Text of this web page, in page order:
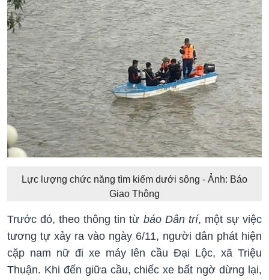
Lực lượng chức năng tìm kiếm dưới sông - Ảnh: Báo
Giao Thông
Trước đó, theo thông tin từ báo Dân trí, một sự việc
tương tự xảy ra vào ngày 6/11, người dân phát hiện
cặp nam nữ đi xe máy lên cầu Đại Lộc, xã Triệu
Thuận. Khi đến giữa cầu, chiếc xe bất ngờ dừng lại,